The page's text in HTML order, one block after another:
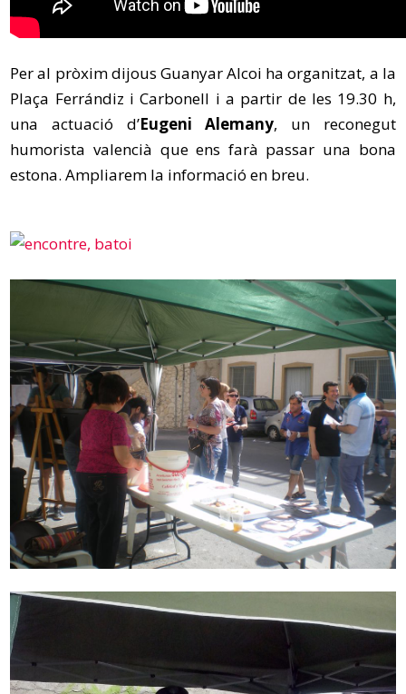
Per al pròxim dijous Guanyar Alcoi ha organitzat, a la
Plaça Ferrándiz i Carbonell i a partir de les 19.30 h,
una actuació d’Eugeni Alemany, un reconegut
humorista valencià que ens farà passar una bona
estona. Ampliarem la informació en breu.